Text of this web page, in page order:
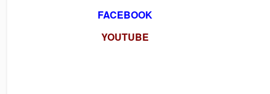
FACEBOOK
YOUTUBE